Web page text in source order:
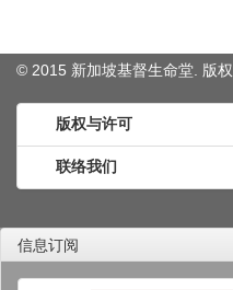
© 2015 新加坡基督生命堂. 版权
版权与许可
联络我们
信息订阅